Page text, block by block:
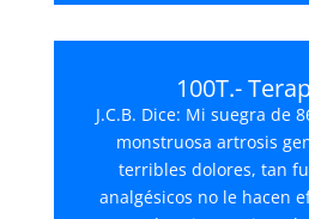
100T.-
J.C.B. Dice: Mi suegra de
monstruosa artrosis
terribles dolores, tan
analgésicos no le hacen